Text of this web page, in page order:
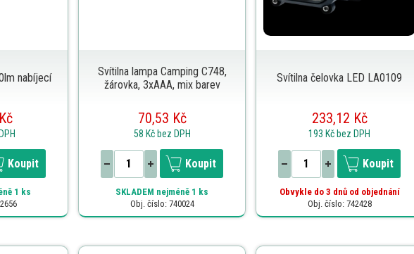
nabíjecí
Koupit
1 ks
Svítilna lampa Camping C748,
žárovka, 3xAAA, mix barev
70,53 Kč
58 Kč bez DPH
Koupit
SKLADEM nejméně 1 ks
Obj. číslo: 740024
Svítilna čelovka LED LA0109
233,12 Kč
193 Kč bez DPH
Koupit
Obvykle do 3 dnů od objednání
Obj. číslo: 742428